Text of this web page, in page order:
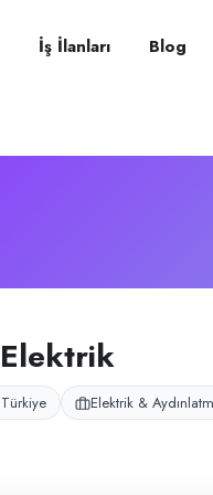
– Şirket
elektrik & aydınlatma
İş İlanları Blog
Elektrik &